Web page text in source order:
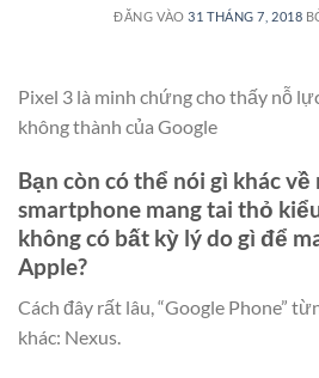
ĐĂNG VÀO31 THÁNG 7, 2018
Pixel 3 là minh chứng cho thấy nỗ
không thành của Google
Bạn còn có thể nói gì khác
smartphone mang tai thỏ
không có bất kỳ lý do gì để
Apple?
Cách đây rất lâu, “Google Phone”
khác: Nexus.